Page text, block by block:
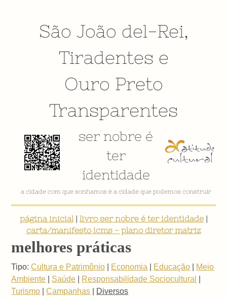
São João del-Rei,
Tiradentes e
Ouro Preto
Transparentes
ser nobre é
ter
identidade
a cidade com que sonhamos é a cidade que podemos construir
página inicial| livro ser nobre é ter identidade|
carta/manifesto icms - plano diretor matriz
melhores práticas
Tipo: Cultura e Patrimônio Economia Educação
Meio
Ambiente
Saúde Responsabilidade Sociocultural
Turismo |Campanhas
Diversos